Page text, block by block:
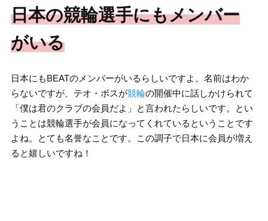
日本の競輪選手にもメンバー
がいる
日本にもBEATのメンバーがいるらしいですよ。名前はわか
らないですが、テオ・ボスが競輪の開催中に話しかけられて
「僕は君のクラブの会員だよ」と言われたらしいです。とい
うことは競輪選手が会員になってくれているということです
よね。とても名誉なことです。この調子で日本に会員が増え
ると嬉しいですね！